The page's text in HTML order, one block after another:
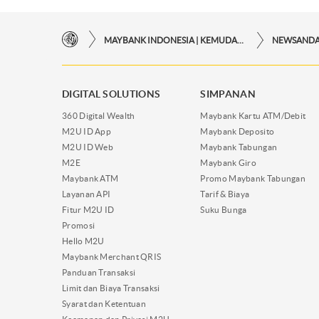
DIGITAL SOLUTIONS
360 Digital Wealth
M2U ID App
M2U ID Web
M2E
Maybank ATM
Layanan API
Fitur M2U ID
Promosi
Hello M2U
Maybank Merchant QRIS
Panduan Transaksi
Limit dan Biaya Transaksi
Syarat dan Ketentuan
SIMPANAN
Maybank Kartu ATM/Debit
Maybank Deposito
Maybank Tabungan
Maybank Giro
Promo Maybank Tabungan
Tarif & Biaya
Suku Bunga